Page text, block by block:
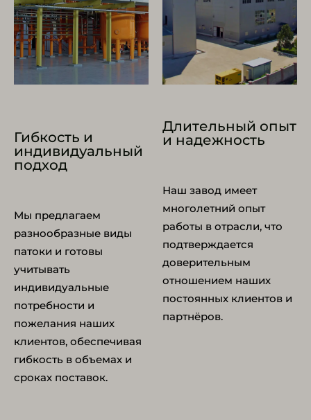
Гибкость и
индивидуальный
подход
Мы предлагаем
разнообразные виды
патоки и готовы
учитывать
индивидуальные
потребности и
пожелания наших
клиентов, обеспечивая
гибкость в объемах и
сроках поставок.
Длительный опыт
и надежность
Наш завод имеет
многолетний опыт
работы в отрасли, что
подтверждается
доверительным
отношением наших
постоянных клиентов и
партнёров.